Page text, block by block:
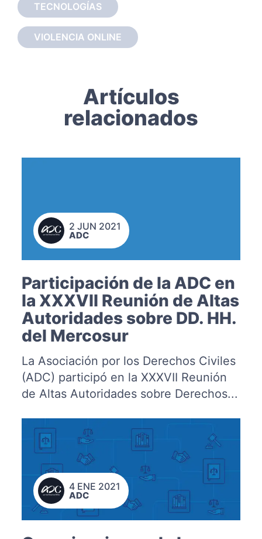
TECNOLOGÍAS
VIOLENCIA ONLINE
Artículos
relacionados
2 JUN 2021
ADC
Participación de la ADC en
la XXXVII Reunión de Altas
Autoridades sobre DD. HH.
del Mercosur
La Asociación por los Derechos Civiles
(ADC) participó en la XXXVII Reunión
de Altas Autoridades sobre Derechos...
4 ENE 2021
ADC